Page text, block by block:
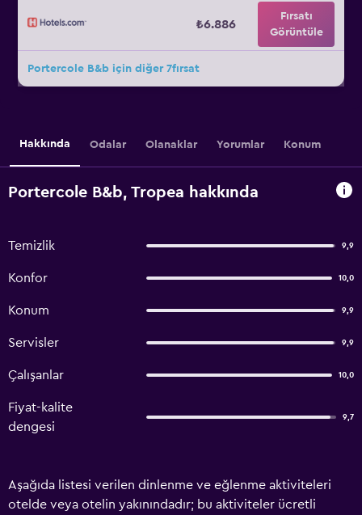
₺6.886
Fırsatı
Görüntüle
Portercole B&b için diğer 7fırsat
Hakkında Odalar Olanaklar Yorumlar Konum
Portercole B&b, Tropea hakkında
Temizlik 9,9
Konfor 10,0
Konum 9,9
Servisler 9,9
Çalışanlar 10,0
Fiyat-kalite
dengesi
9,7
Aşağıda listesi verilen dinlenme ve eğlenme aktiviteleri
otelde veya otelin yakınındadır; bu aktiviteler ücretli